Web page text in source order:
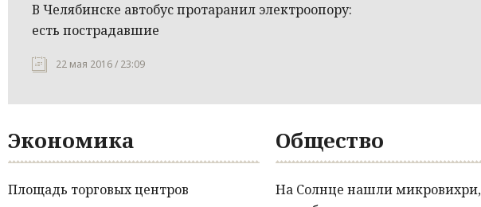
В Челябинске автобус протаранил электроопору:
есть пострадавшие
22 мая 2016 / 23:09
Экономика
Площадь торговых центров
Общество
На Солнце нашли микровихри,